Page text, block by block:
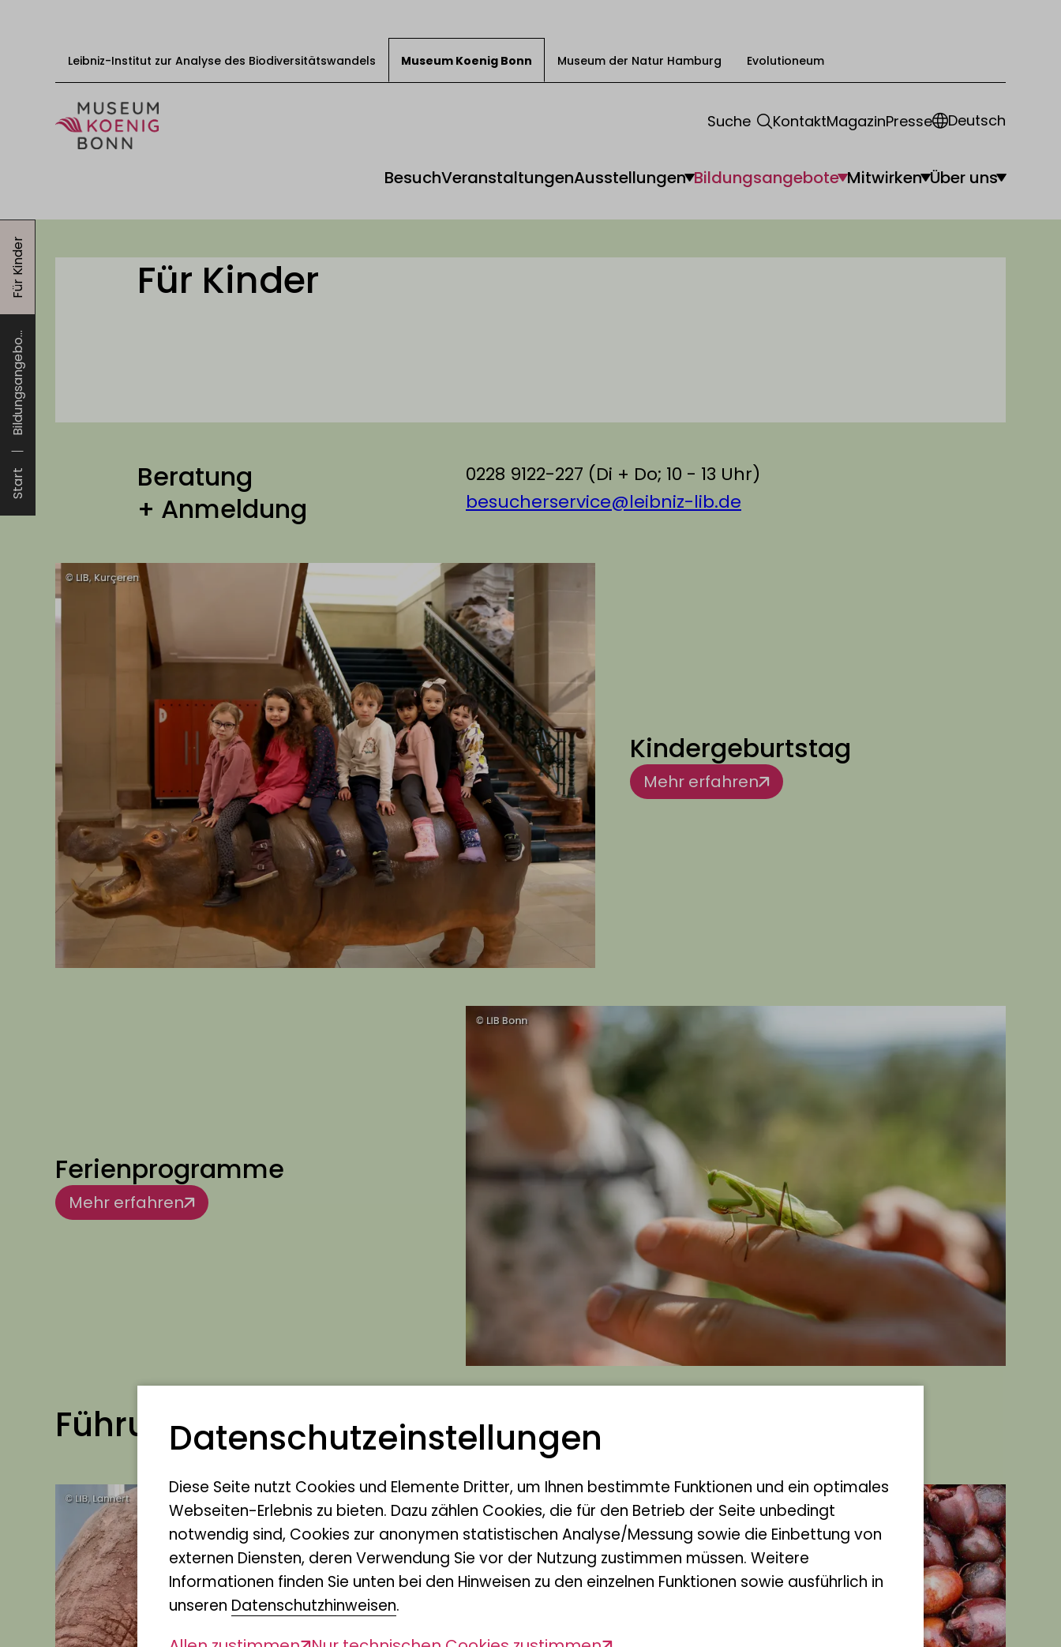
Zum Inhalt springen
Leibniz-Institut zur Analyse des Biodiversitätswandels Museum Koenig Bonn Museum der Natur Hamburg Evolutioneum
BesuchVeranstaltungenAusstellungen Bildungsangebote Mitwirken Über uns
Suche KontaktMagazinPresse Deutsch
Besuch
Ausstellungen
Bildungsangebote
Start
Bildungsangebo...
Für Kinder Für Kinder
Beratung
+ Anmeldung
0228 9122-227 (Di + Do; 10 - 13 Uhr)
besucherservice@leibniz-lib.de
Kindergeburtstag
Mehr erfahren
Ferienprogramme
Mehr erfahren
Führungen und Workshops
Datenschutz­einstellungen
Diese Seite nutzt Cookies und Elemente Dritter, um Ihnen bestimmte Funktionen und ein optimales
Webseiten-Erlebnis zu bieten. Dazu zählen Cookies, die für den Betrieb der Seite unbedingt
notwendig sind, Cookies zur anonymen statistischen Analyse/Messung sowie die Einbettung von
externen Diensten, deren Verwendung Sie vor der Nutzung zustimmen müssen. Weitere
Informationen finden Sie unten bei den Hinweisen zu den einzelnen Funktionen sowie ausführlich in
unseren Datenschutzhinweisen.